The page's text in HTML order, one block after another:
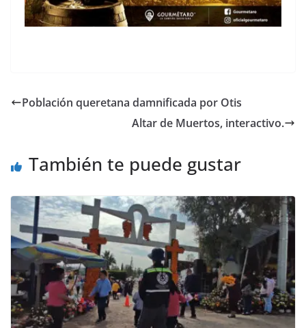
Población queretana damnificada por Otis
Altar de Muertos, interactivo.
También te puede gustar